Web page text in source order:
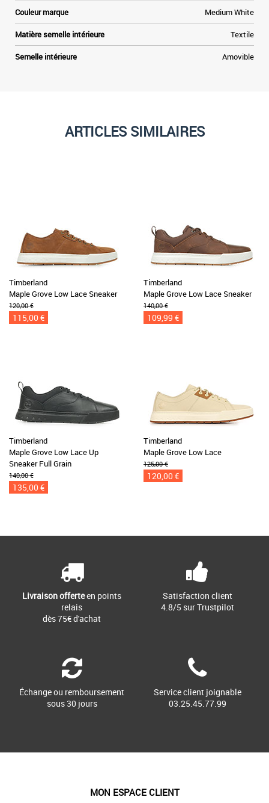
Couleur marque Medium White
Matière semelle intérieure Textile
Semelle intérieure Amovible
ARTICLES SIMILAIRES
Timberland
Maple Grove Low Lace Sneaker
120,00 €
115,00 €
Timberland
Maple Grove Low Lace Sneaker
140,00 €
109,99 €
Timberland
Maple Grove Low Lace Up
Sneaker Full Grain
140,00 €
135,00 €
Timberland
Maple Grove Low Lace
125,00 €
120,00 €
Livraison offerteen points
relais
dès 75€ d'achat
Satisfaction client
4.8/5 sur Trustpilot
Échange ou remboursement
sous 30 jours
Service client joignable
03.25.45.77.99
MON ESPACE CLIENT